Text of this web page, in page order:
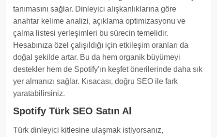
tanımasını sağlar. Dinleyici alışkanlıklarına göre
anahtar kelime analizi, açıklama optimizasyonu ve
çalma listesi yerleşimleri bu sürecin temelidir.
Hesabınıza özel çalışıldığı için etkileşim oranları da
doğal şekilde artar. Bu da hem organik büyümeyi
destekler hem de Spotify’ın keşfet önerilerinde daha sık
yer almanızı sağlar. Kısacası, doğru SEO ile fark
yaratabilirsiniz.
Spotify Türk SEO Satın Al
Türk dinleyici kitlesine ulaşmak istiyorsanız,